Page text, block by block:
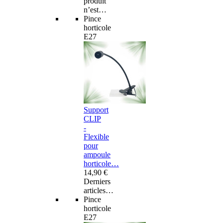
n’est…
Pince
horticole
E27
Support
CLIP
-
Flexible
pour
ampoule
horticole…
14,90 €
Derniers
articles…
Pince
horticole
E27